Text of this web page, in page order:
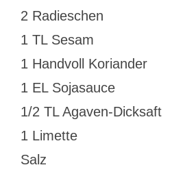
2 Radieschen
1 TL Sesam
1 Handvoll Koriander
1 EL Sojasauce
1/2 TL Agaven-Dicksaft
1 Limette
Salz